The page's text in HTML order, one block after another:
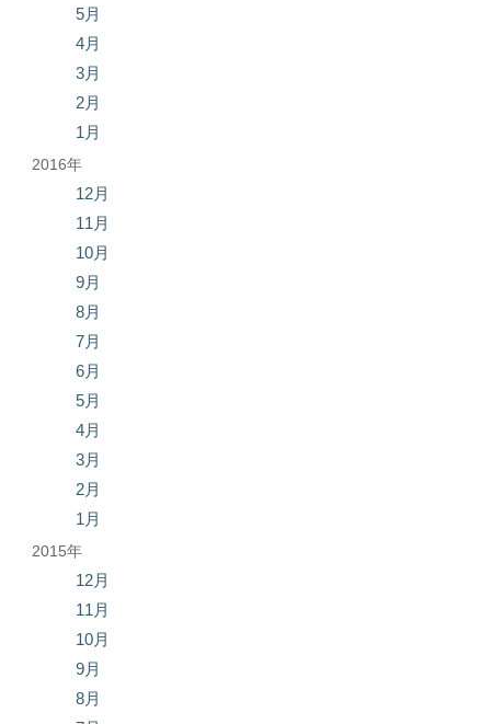
5月
4月
3月
2月
1月
2016年
12月
11月
10月
9月
8月
7月
6月
5月
4月
3月
2月
1月
2015年
12月
11月
10月
9月
8月